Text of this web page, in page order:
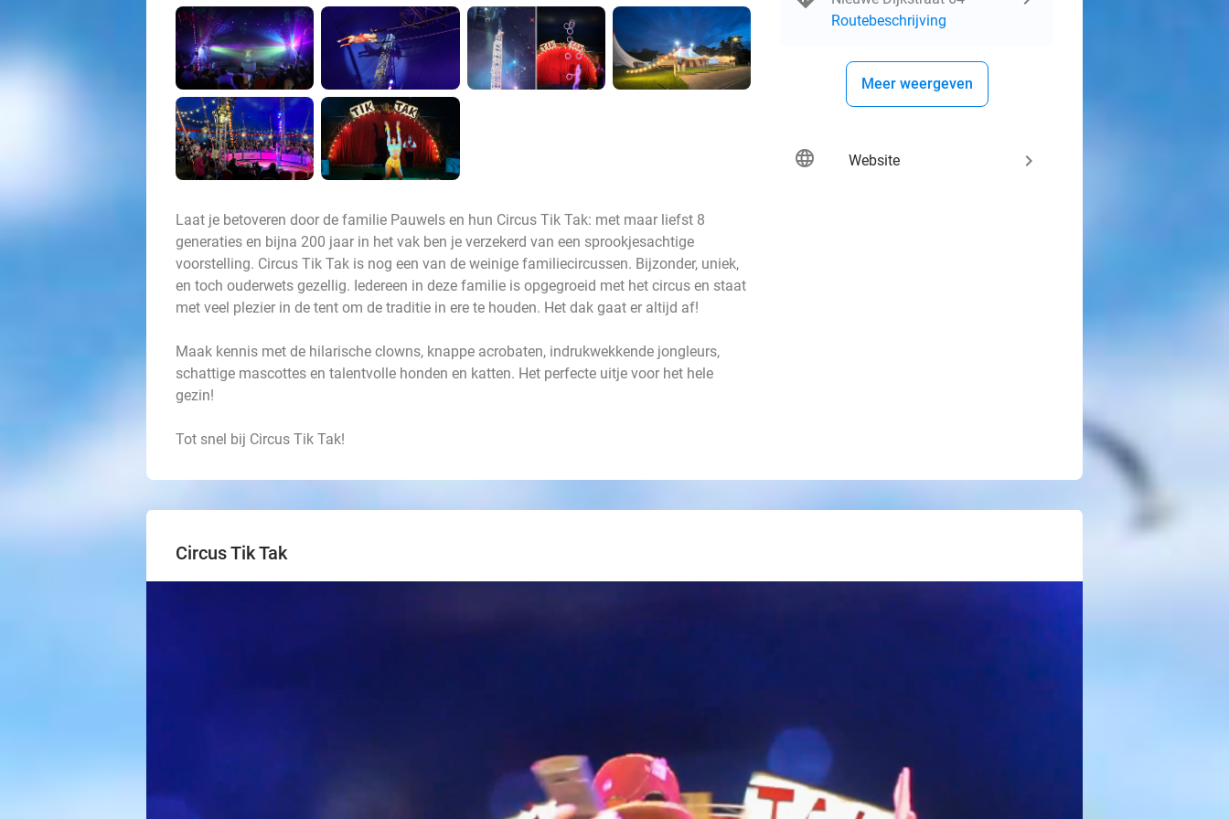
Laat je betoveren door de familie Pauwels en hun Circus Tik Tak: met maar liefst 8
generaties en bijna 200 jaar in het vak ben je verzekerd van een sprookjesachtige
voorstelling. Circus Tik Tak is nog een van de weinige familiecircussen. Bijzonder, uniek,
en toch ouderwets gezellig. Iedereen in deze familie is opgegroeid met het circus en staat
met veel plezier in de tent om de traditie in ere te houden. Het dak gaat er altijd af!
Maak kennis met de hilarische clowns, knappe acrobaten, indrukwekkende jongleurs,
schattige mascottes en talentvolle honden en katten. Het perfecte uitje voor het hele
gezin!
Tot snel bij Circus Tik Tak!
Routebeschrijving
Meer weergeven
language Website keyboard_arrow_right
Circus Tik Tak